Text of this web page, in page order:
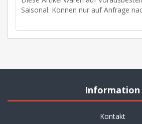
Saisonal. Können nur auf Anfrage
Information
Kontakt